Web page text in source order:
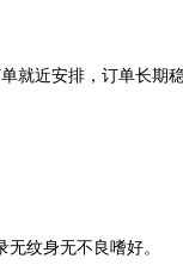
就近安排，订单长期稳
纹身无不良嗜好。